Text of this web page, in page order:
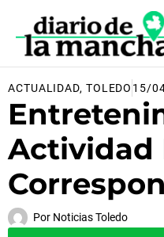
contenido
ACTUALIDAD, TOLEDO 15/
Actividad
Por Noticias Toledo